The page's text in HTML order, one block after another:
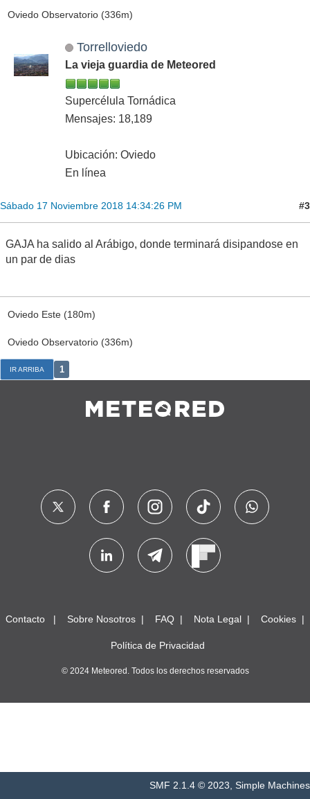
Oviedo Observatorio (336m)
Torrelloviedo
La vieja guardia de Meteored
Supercélula Tornádica
Mensajes: 18,189
Ubicación: Oviedo
En línea
Sábado 17 Noviembre 2018 14:34:26 PM #3
GAJA ha salido al Arábigo, donde terminará disipandose en
un par de dias
Oviedo Este (180m)
Oviedo Observatorio (336m)
IR ARRIBA 1
Contacto Sobre Nosotros FAQ Nota Legal Cookies
Política de Privacidad
© 2024 Meteored. Todos los derechos reservados
SMF 2.1.4 © 2023, Simple Machines